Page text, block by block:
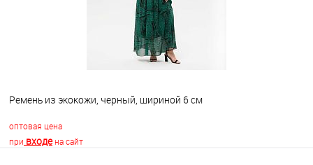
Ремень из экокожи, черный, шириной 6 см
оптовая цена
при входена сайт